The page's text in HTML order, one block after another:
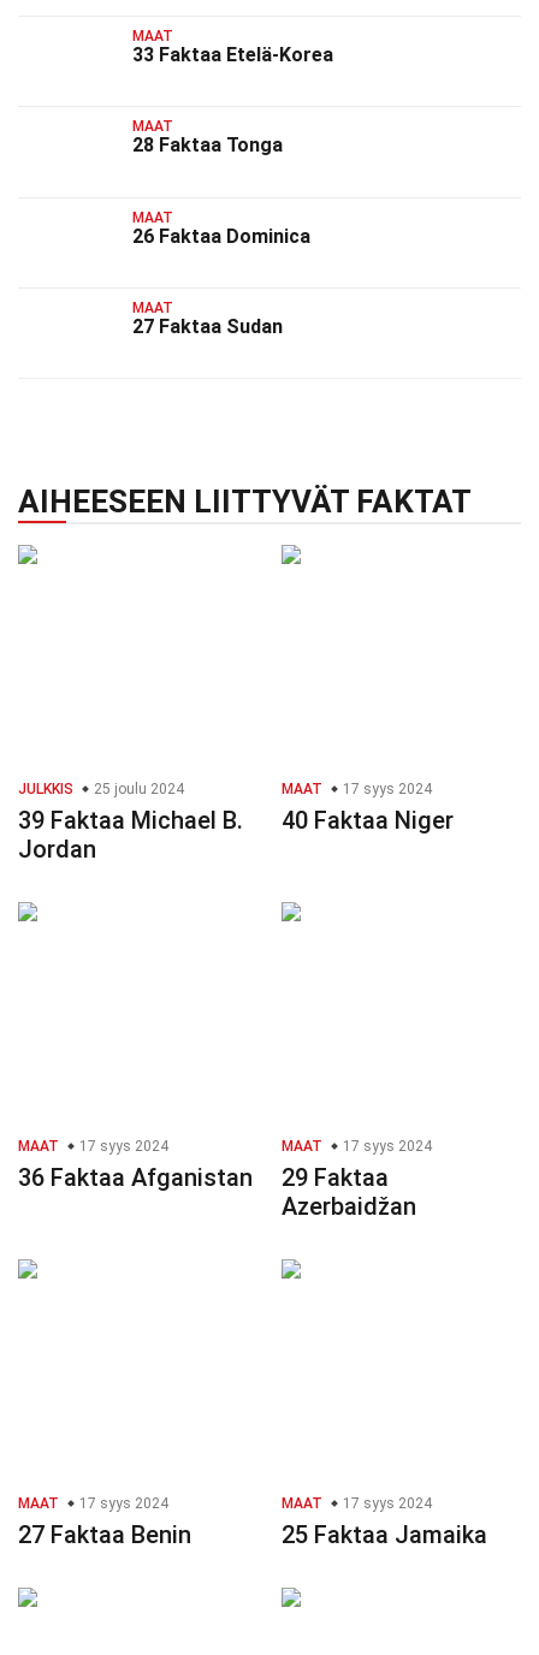
MAAT
33 Faktaa Etelä-Korea
MAAT
28 Faktaa Tonga
MAAT
26 Faktaa Dominica
MAAT
27 Faktaa Sudan
AIHEESEEN LIITTYVÄT FAKTAT
JULKKIS 25 joulu 2024
39 Faktaa Michael B.
Jordan
MAAT 17 syys 2024
40 Faktaa Niger
MAAT 17 syys 2024
36 Faktaa Afganistan
MAAT 17 syys 2024
29 Faktaa
Azerbaidžan
MAAT 17 syys 2024
27 Faktaa Benin
MAAT 17 syys 2024
25 Faktaa Jamaika